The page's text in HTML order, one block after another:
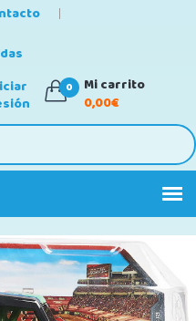
0
Mi carrito
0,00€